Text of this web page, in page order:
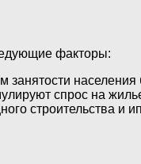
факторы:
спрос на
строительства и